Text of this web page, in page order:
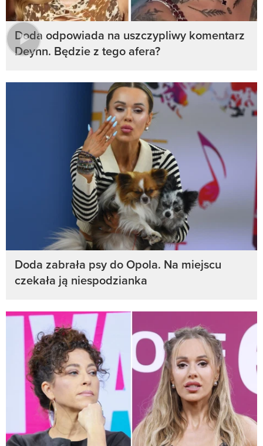
Doda odpowiada na uszczypliwy komentarz
Deynn. Będzie z tego afera?
Doda zabrała psy do Opola. Na miejscu
czekała ją niespodzianka